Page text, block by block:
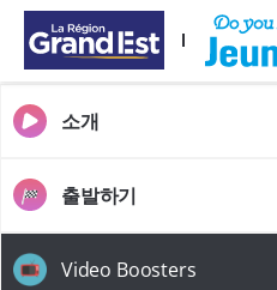
주요 콘텐츠로 건너뛰기
소개
출발하기
Video Boosters